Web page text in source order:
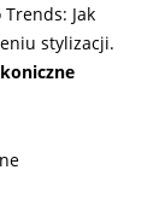
Jak
stylizacji.